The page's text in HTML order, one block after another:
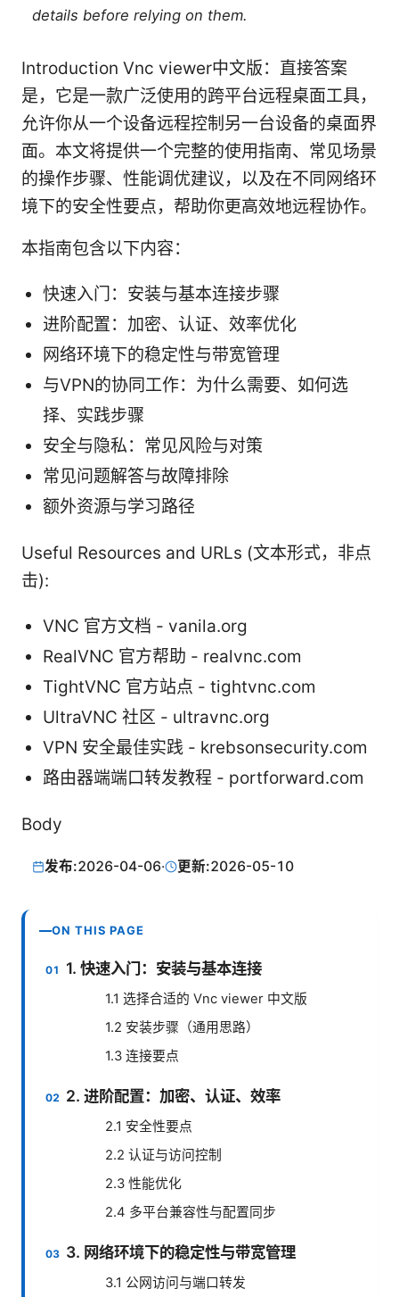
details before relying on them.
Introduction Vnc viewer中文版：直接答案
是，它是一款广泛使用的跨平台远程桌面工具，
允许你从一个设备远程控制另一台设备的桌面界
面。本文将提供一个完整的使用指南、常见场景
的操作步骤、性能调优建议，以及在不同网络环
境下的安全性要点，帮助你更高效地远程协作。
本指南包含以下内容：
快速入门：安装与基本连接步骤
进阶配置：加密、认证、效率优化
网络环境下的稳定性与带宽管理
与VPN的协同工作：为什么需要、如何选
择、实践步骤
安全与隐私：常见风险与对策
常见问题解答与故障排除
额外资源与学习路径
Useful Resources and URLs (文本形式，非点
击):
VNC 官方文档 - vanila.org
RealVNC 官方帮助 - realvnc.com
TightVNC 官方站点 - tightvnc.com
UltraVNC 社区 - ultravnc.org
VPN 安全最佳实践 - krebsonsecurity.com
路由器端端口转发教程 - portforward.com
Body
发布:2026-04-06· 更新:2026-05-10
ON THIS PAGE
1. 快速入门：安装与基本连接
1.1 选择合适的 Vnc viewer 中文版
1.2 安装步骤（通用思路）
1.3 连接要点
2. 进阶配置：加密、认证、效率
2.1 安全性要点
2.2 认证与访问控制
2.3 性能优化
2.4 多平台兼容性与配置同步
3. 网络环境下的稳定性与带宽管理
3.1 公网访问与端口转发